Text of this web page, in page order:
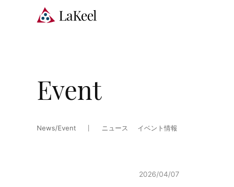
Event
News/Event ニュース イベント情報
2026/04/07